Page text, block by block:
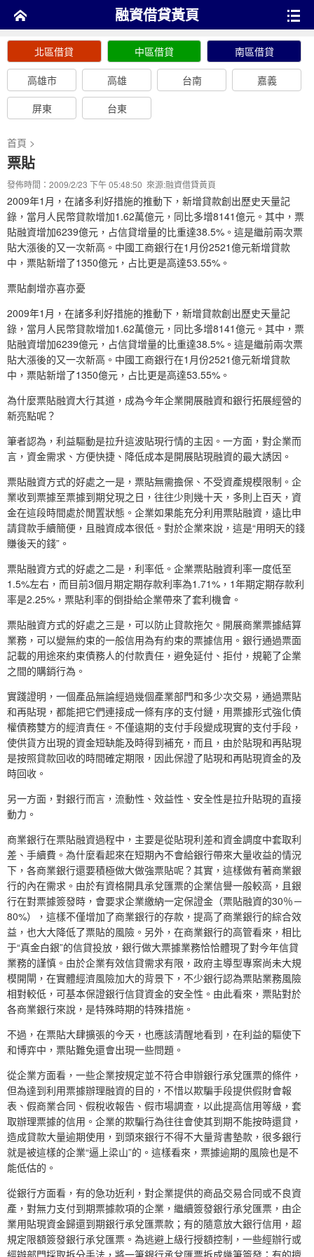
融資借貸黃頁
北區借貸 中區借貸 南區借貸
高雄市 高雄 台南
嘉義
屏東
台東
首頁 >
票貼
發佈時間：2009/2/23 下午 05:48:50 來源:融資借貸黃頁
2009年1月，在諸多利好措施的推動下，新增貸款創出歷史天量記
錄，當月人民幣貸款增加1.62萬億元，同比多增8141億元。其中，票
貼融資增加6239億元，占信貸增量的比重達38.5%。這是繼前兩次票
貼大漲後的又一次新高。中國工商銀行在1月份2521億元新增貸款
中，票貼新增了1350億元，占比更是高達53.55%。
票貼劇增亦喜亦憂
2009年1月，在諸多利好措施的推動下，新增貸款創出歷史天量記
錄，當月人民幣貸款增加1.62萬億元，同比多增8141億元。其中，票
貼融資增加6239億元，占信貸增量的比重達38.5%。這是繼前兩次票
貼大漲後的又一次新高。中國工商銀行在1月份2521億元新增貸款
中，票貼新增了1350億元，占比更是高達53.55%。
為什麼票貼融資大行其道，成為今年企業開展融資和銀行拓展經營的
新亮點呢？
筆者認為，利益驅動是拉升這波貼現行情的主因。一方面，對企業而
言，資金需求、方便快捷、降低成本是開展貼現融資的最大誘因。
票貼融資方式的好處之一是，票貼無需擔保、不受資產規模限制。企
業收到票據至票據到期兌現之日，往往少則幾十天，多則上百天，資
金在這段時間處於閒置狀態。企業如果能充分利用票貼融資，遠比申
請貸款手續簡便，且融資成本很低。對於企業來說，這是“用明天的錢
賺後天的錢”。
票貼融資方式的好處之二是，利率低。企業票貼融資利率一度低至
1.5%左右，而目前3個月期定期存款利率為1.71%，1年期定期存款利
率是2.25%，票貼利率的倒掛給企業帶來了套利機會。
票貼融資方式的好處之三是，可以防止貸款拖欠。開展商業票據結算
業務，可以變無約束的一般信用為有約束的票據信用。銀行通過票面
記載的用途來約束債務人的付款責任，避免延付、拒付，規範了企業
之間的購銷行為。
實踐證明，一個產品無論經過幾個產業部門和多少次交易，通過票貼
和再貼現，都能把它們連接成一條有序的支付鏈，用票據形式強化債
權債務雙方的經濟責任。不僅遠期的支付手段變成現實的支付手段，
使供貨方出現的資金短缺能及時得到補充，而且，由於貼現和再貼現
是按照貸款回收的時間確定期限，因此保證了貼現和再貼現資金的及
時回收。
另一方面，對銀行而言，流動性、效益性、安全性是拉升貼現的直接
動力。
商業銀行在票貼融資過程中，主要是從貼現利差和資金調度中套取利
差、手續費。為什麼看起來在短期內不會給銀行帶來大量收益的情況
下，各商業銀行還要積極做大做強票貼呢？其實，這樣做有著商業銀
行的內在需求。由於有資格開具承兌匯票的企業信譽一般較高，且銀
行在對票據簽發時，會要求企業繳納一定保證金（票貼融資的30％－
80%），這樣不僅增加了商業銀行的存款，提高了商業銀行的綜合效
益，也大大降低了票貼的風險。另外，在商業銀行的高管看來，相比
于“真金白銀”的信貸投放，銀行做大票據業務恰恰體現了對今年信貸
業務的謹慎。由於企業有效信貸需求有限，政府主導型專案尚未大規
模開閘，在實體經濟風險加大的背景下，不少銀行認為票貼業務風險
相對較低，可基本保證銀行信貸資金的安全性。由此看來，票貼對於
各商業銀行來說，是特殊時期的特殊措施。
不過，在票貼大肆擴張的今天，也應該清醒地看到，在利益的驅使下
和博弈中，票貼難免還會出現一些問題。
從企業方面看，一些企業按規定並不符合申辦銀行承兌匯票的條件，
但為達到利用票據辦理融資的目的，不惜以欺騙手段提供假財會報
表、假商業合同、假稅收報告、假市場調查，以此提高信用等級，套
取辦理票據的信用。企業的欺騙行為往往會使其到期不能按時還貸，
造成貸款大量逾期使用，到頭來銀行不得不大量背書墊款，很多銀行
就是被這樣的企業“逼上梁山”的。這樣看來，票據逾期的風險也是不
能低估的。
從銀行方面看，有的急功近利，對企業提供的商品交易合同或不良資
產，對無力支付到期票據款項的企業，繼續簽發銀行承兌匯票，由企
業用貼現資金歸還到期銀行承兌匯票款；有的隨意放大銀行信用，超
規定限額簽發銀行承兌匯票。為逃避上級行授額控制，一些經辦行或
經辦部門採取拆分手法，將一筆銀行承兌匯票拆成幾筆簽發；有的擅